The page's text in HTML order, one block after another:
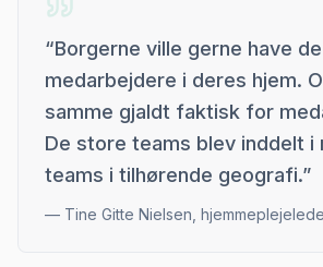
“Borgerne ville gerne have
medarbejdere i deres hjem.
samme gjaldt faktisk for
De store teams blev inddelt i
teams i tilhørende geografi.”
— Tine Gitte Nielsen,